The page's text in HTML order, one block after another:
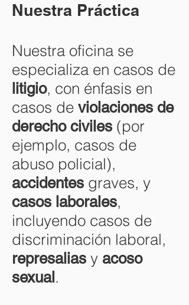
Nuestra Práctica
Nuestra oficina se
especializa en casos de
litigio, con énfasis en
casos de violaciones de
derecho civiles (por
ejemplo, casos de
abuso policial),
accidentes graves, y
casos laborales,
incluyendo casos de
discriminación laboral,
represalias y acoso
sexual .